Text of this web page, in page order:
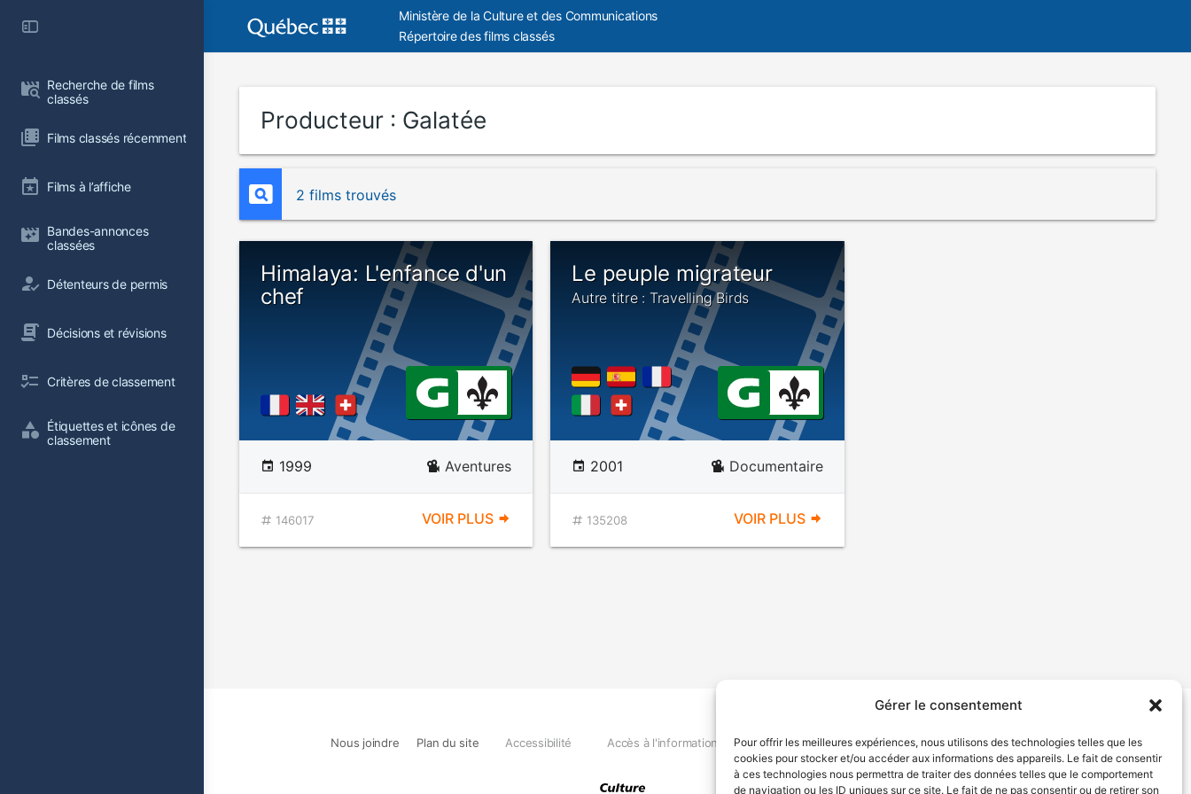
Gérer le consentement
Pour offrir les meilleures expériences, nous utilisons des technologies telles que les
cookies pour stocker et/ou accéder aux informations des appareils. Le fait de consentir
à ces technologies nous permettra de traiter des données telles que le comportement
de navigation ou les ID uniques sur ce site. Le fait de ne pas consentir ou de retirer son
Recherche de films
classés
Films classés récemment
Films à l’affiche
Bandes-annonces
classées
Détenteurs de permis
Décisions et révisions
Critères de classement
Étiquettes et icônes de
classement
Ministère de la Culture et des Communications
Répertoire des films classés
Producteur : Galatée
2 films trouvés
Himalaya: L'enfance d'un
chef
1999 Aventures
146017 VOIR PLUS
Le peuple migrateur
Autre titre : Travelling Birds
2001 Documentaire
135208 VOIR PLUS
Nous joindre Plan du site Accessibilité Accès à l'information Déclaration de services Politique de confidentialité